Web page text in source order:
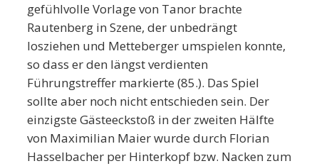
gefühlvolle Vorlage von Tanor brachte
Rautenberg in Szene, der unbedrängt
losziehen und Metteberger umspielen konnte,
so dass er den längst verdienten
Führungstreffer markierte (85.). Das Spiel
sollte aber noch nicht entschieden sein. Der
einzigste Gästeeckstoß in der zweiten Hälfte
von Maximilian Maier wurde durch Florian
Hasselbacher per Hinterkopf bzw. Nacken zum